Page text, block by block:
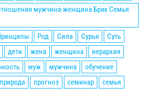
мужчина-женщина Брак Семья
Род Сила Сурья
Суть
дети жена женщина
иерархия
муж мужчина
обучение
природа прогноз семинар
семья